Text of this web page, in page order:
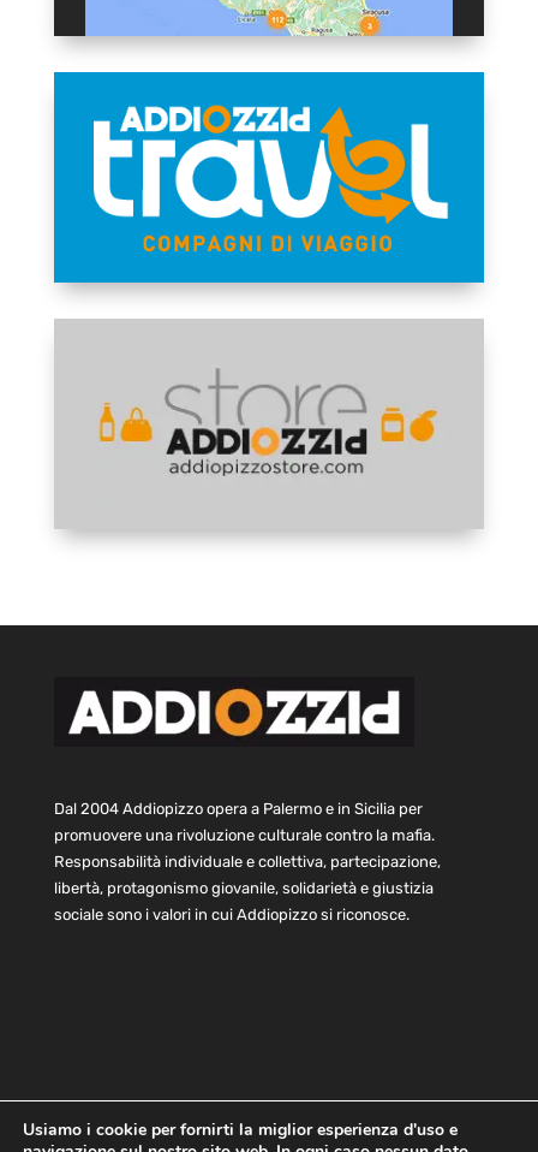
Dal 2004 Addiopizzo opera a Palermo e in Sicilia per
promuovere una rivoluzione culturale contro la mafia.
Responsabilità individuale e collettiva, partecipazione,
libertà, protagonismo giovanile, solidarietà e giustizia
sociale sono i valori in cui Addiopizzo si riconosce.
Usiamo i cookie per fornirti la miglior esperienza d'uso e